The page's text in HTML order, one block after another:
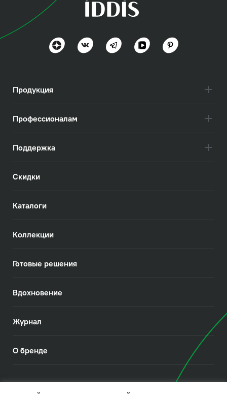
Дюна (Duna)
Посмотреть всё
Продукция
Профессионалам
Поддержка
Скидки
Каталоги
Коллекции
Готовые решения
Вдохновение
Журнал
О бренде